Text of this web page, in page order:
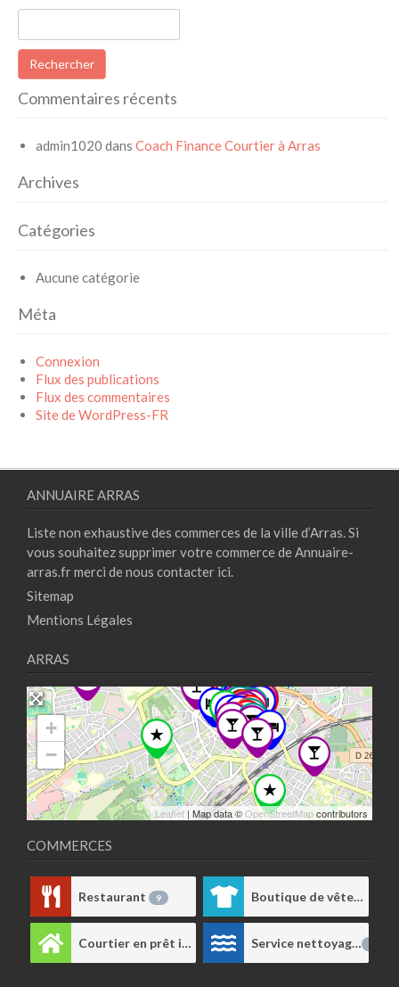
Commentaires récents
admin1020 dansCoach Finance Courtier à Arras
Archives
Catégories
Aucune catégorie
Méta
Connexion
Flux des publications
Flux des commentaires
Site de WordPress-FR
ANNUAIRE ARRAS
Liste non exhaustive des commerces de la ville d’Arras. Si
vous souhaitez supprimer votre commerce de Annuaire-
arras.fr merci de nous contacter ici.
Sitemap
Mentions Légales
ARRAS
+
−
Leaflet | Map data ©OpenStreetMapcontributors
COMMERCES
Restaurant 9 Boutique de vêtements
Courtier en prêt immobilier 1 Service nettoyage